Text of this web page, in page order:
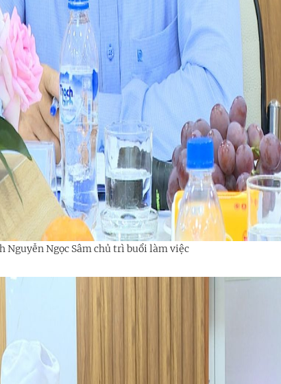
Nguyễn Ngọc Sâm chủ trì buổi làm việc